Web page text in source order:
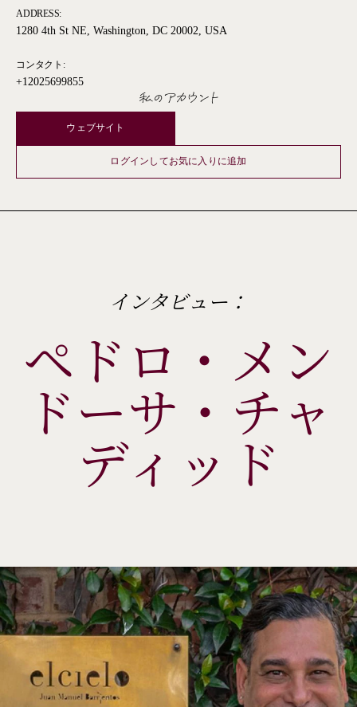
ADDRESS:
1280 4th St NE, Washington, DC 20002, USA
コンタクト:
+12025699855
私のアカウント
ウェブサイト
ログインしてお気に入りに追加
インタビュー：
ペドロ・メン
ドーサ・チャ
ディッド